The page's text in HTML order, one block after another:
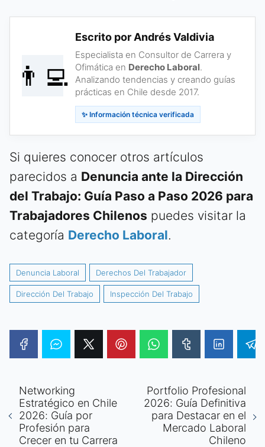
👨‍💻
Escrito por Andrés Valdivia
Especialista en Consultor de Carrera y
Ofimática en Derecho Laboral.
Analizando tendencias y creando guías
prácticas en Chile desde 2017.
✨ Información técnica verificada
Si quieres conocer otros artículos
parecidos a Denuncia ante la Dirección
del Trabajo: Guía Paso a Paso 2026 para
Trabajadores Chilenos puedes visitar la
categoría Derecho Laboral.
Denuncia Laboral Derechos Del Trabajador
Dirección Del Trabajo Inspección Del Trabajo
Networking
Estratégico en Chile
2026: Guía por
Profesión para
Crecer en tu Carrera
Portfolio Profesional
2026: Guía Definitiva
para Destacar en el
Mercado Laboral
Chileno